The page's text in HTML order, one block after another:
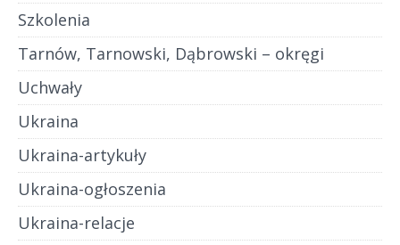
Szkolenia
Tarnów, Tarnowski, Dąbrowski – okręgi
Uchwały
Ukraina
Ukraina-artykuły
Ukraina-ogłoszenia
Ukraina-relacje